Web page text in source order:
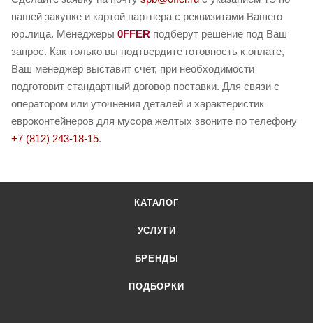
вашей закупке и картой партнера с реквизитами Вашего
юр.лица. Менеджеры 0FFER подберут решение под Ваш
запрос. Как только вы подтвердите готовность к оплате,
Ваш менеджер выставит счет, при необходимости
подготовит стандартный договор поставки. Для связи с
оператором или уточнения деталей и характеристик
евроконтейнеров для мусора желтых звоните по телефону
+7 (812) 243-18-15.
КАТАЛОГ
УСЛУГИ
БРЕНДЫ
ПОДБОРКИ